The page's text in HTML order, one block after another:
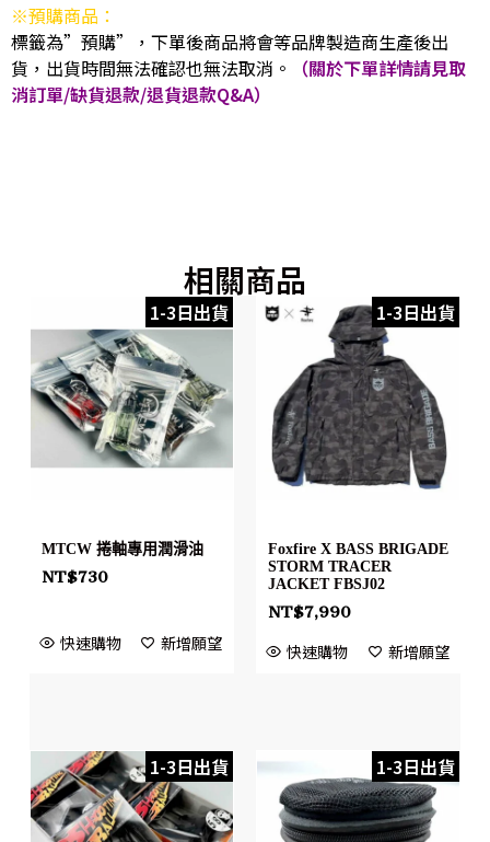
※預購商品：
標籤為”預購”，下單後商品將會等品牌製造商生產後出
貨，出貨時間無法確認也無法取消。
（關於下單詳情請見取
消訂單/缺貨退款/退貨退款Q&A）
相關商品
1-3日出貨
MTCW 捲軸專用潤滑油
NT$730
快速購物 新增願望
1-3日出貨
Foxfire X BASS BRIGADE
STORM TRACER
JACKET FBSJ02
NT$7,990
快速購物 新增願望
1-3日出貨 1-3日出貨